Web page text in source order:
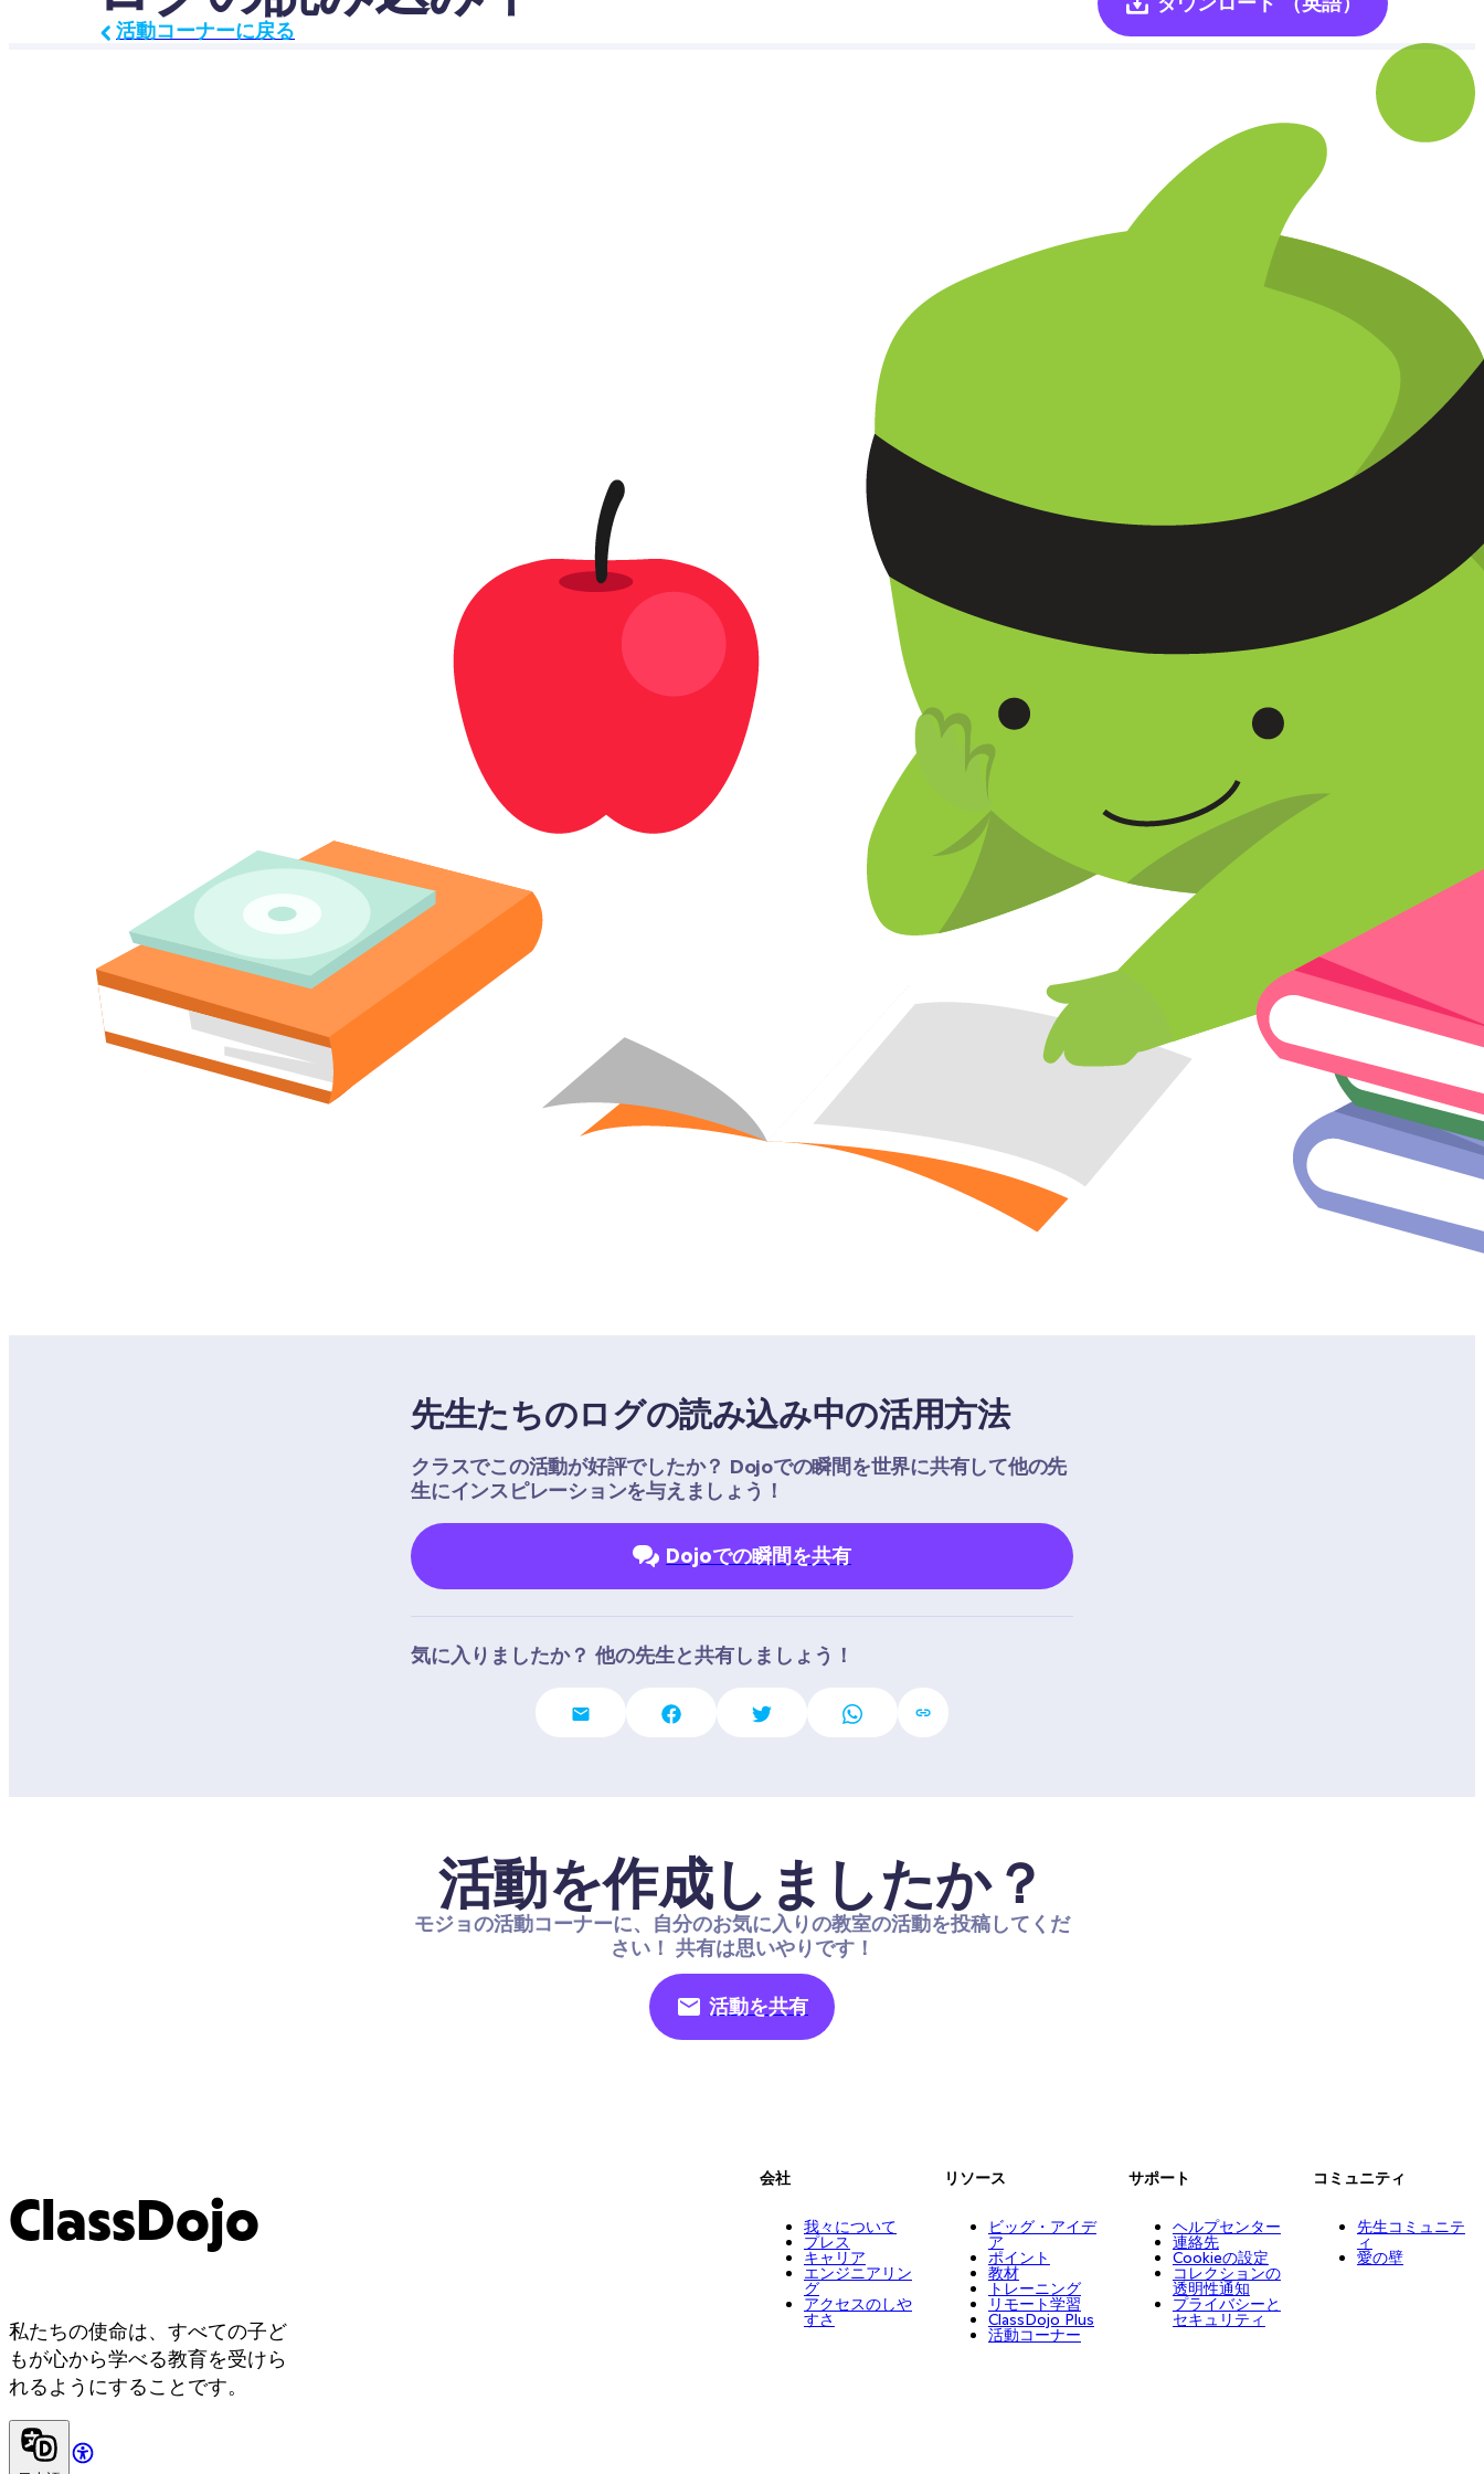
活動コーナーに戻る
先生たちのログの読み込み中の活用方法
クラスでこの活動が好評でしたか？ Dojoでの瞬間を世界に共有して他の先
生にインスピレーションを与えましょう！
Dojoでの瞬間を共有
気に入りましたか？ 他の先生と共有しましょう！
活動を作成しましたか？
モジョの活動コーナーに、自分のお気に入りの教室の活動を投稿してくだ
さい！ 共有は思いやりです！
活動を共有
ClassDojo
私たちの使命は、すべての子ど
もが心から学べる教育を受けら
れるようにすることです。
会社
我々について
プレス
キャリア
エンジニアリン
グ
アクセスのしや
すさ
リソース
ビッグ・アイデ
ア
ポイント
教材
トレーニング
リモート学習
ClassDojo Plus
活動コーナー
サポート
ヘルプセンター
連絡先
Cookieの設定
コレクションの
透明性通知
プライバシーと
セキュリティ
コミュニティ
先生コミュニテ
ィ
愛の壁